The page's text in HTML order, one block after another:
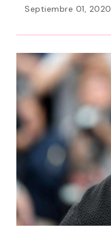
Septiembre 01, 2020